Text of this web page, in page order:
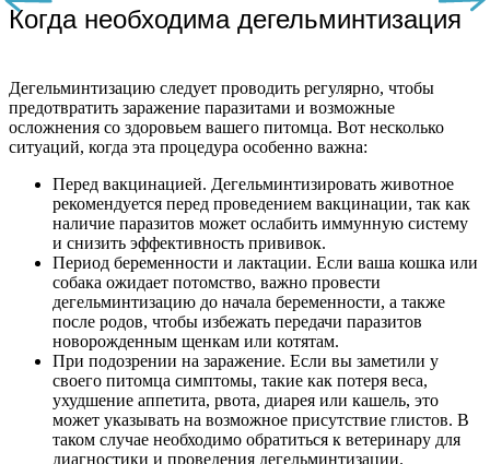
Когда необходима дегельминтизация
Дегельминтизацию следует проводить регулярно, чтобы
предотвратить заражение паразитами и возможные
осложнения со здоровьем вашего питомца. Вот несколько
ситуаций, когда эта процедура особенно важна:
Перед вакцинацией. Дегельминтизировать животное
рекомендуется перед проведением вакцинации, так как
наличие паразитов может ослабить иммунную систему
и снизить эффективность прививок.
Период беременности и лактации. Если ваша кошка или
собака ожидает потомство, важно провести
дегельминтизацию до начала беременности, а также
после родов, чтобы избежать передачи паразитов
новорожденным щенкам или котятам.
При подозрении на заражение. Если вы заметили у
своего питомца симптомы, такие как потеря веса,
ухудшение аппетита, рвота, диарея или кашель, это
может указывать на возможное присутствие глистов. В
таком случае необходимо обратиться к ветеринару для
диагностики и проведения дегельминтизации.